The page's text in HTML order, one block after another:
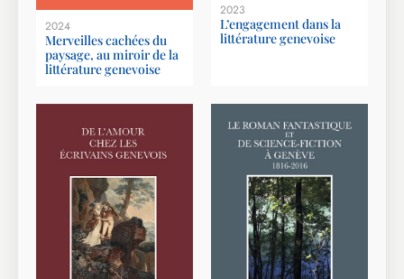
2024
Merveilles cachées du
paysage, au miroir de la
littérature genevoise
2023
L’engagement dans la
littérature genevoise